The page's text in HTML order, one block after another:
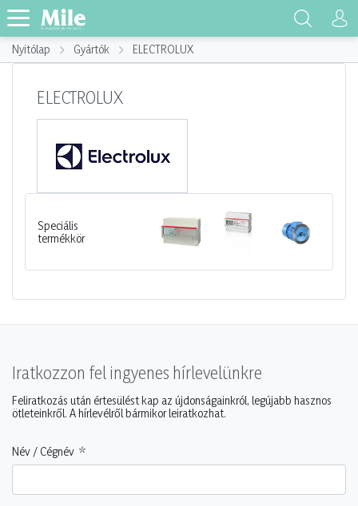
Nyitólap Gyártók ELECTROLUX
ELECTROLUX
Speciális
termékkör
Iratkozzon fel ingyenes hírlevelünkre
Feliratkozás után értesülést kap az újdonságainkról, legújabb hasznos
ötleteinkről. A hírlevélről bármikor leiratkozhat.
Név / Cégnév